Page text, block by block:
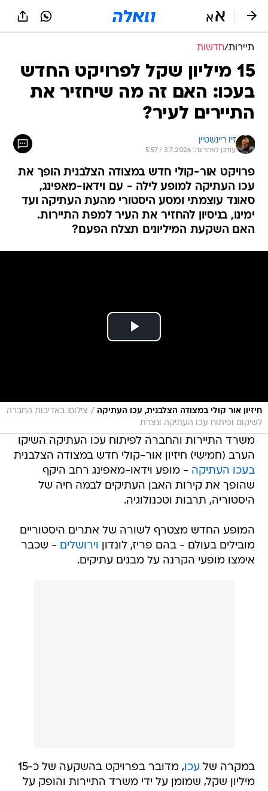
תיירות/חדשות
15 מיליון שקל לפרויקט החדש
בעכו: האם זה מה שיחזיר את
התיירים לעיר?
זיו ריינשטיין
עודכן לאחרונה: 3.7.2026 / 5:57
פרויקט אור-קולי חדש במצודה הצלבנית הופך את
עכו העתיקה למופע לילה - עם וידאו-מאפינג,
סאונד עוצמתי ומסע היסטורי מהעת העתיקה ועד
ימינו, בניסיון להחזיר את העיר למפת התיירות.
האם השקעת המיליונים תצלח הפעם?
חיזיון אור קולי במצודה הצלבנית, עכו העתיקה / צילום: באדיבות החברה
לשיקום ופיתוח עכו העתיקה ונצרת
משרד התיירות והחברה לפיתוח עכו העתיקה השיקו
הערב (חמישי) חיזיון אור-קולי חדש במצודה הצלבנית
בעכו העתיקה - מופע וידאו-מאפינג רחב היקף
שהופך את קירות האבן העתיקים לבמה חיה של
היסטוריה, תרבות וטכנולוגיה.
המופע החדש מצטרף לשורה של אתרים היסטוריים
מובילים בעולם - בהם פריז, לונדון וירושלים - שכבר
אימצו מופעי הקרנה על מבנים עתיקים.
במקרה של עכו
, מדובר בפרויקט בהשקעה של כ-15
מיליון שקל, שמומן על ידי משרד התיירות והופק על